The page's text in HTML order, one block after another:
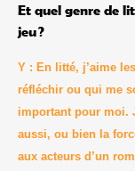
Et quel genre de
jeu ?
Y : En litté, j’aime
réfléchir ou qui me
important pour moi.
aussi, ou bien la
aux acteurs d’un